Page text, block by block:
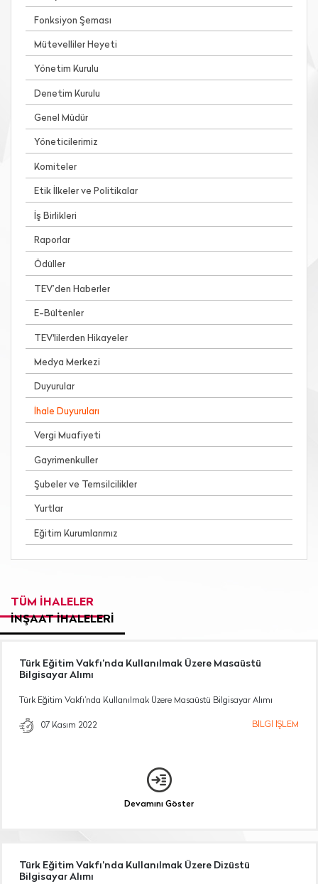
TÜM İHALELER
İNŞAAT İHALELERİ
Türk Eğitim Vakfı’nda Kullanılmak Üzere Masaüstü
Bilgisayar Alımı
Türk Eğitim Vakfı’nda Kullanılmak Üzere Masaüstü Bilgisayar Alımı
07 Kasım 2022 BİLGİ İŞLEM
Devamını Göster
Türk Eğitim Vakfı’nda Kullanılmak Üzere Dizüstü
Bilgisayar Alımı
Fonksiyon Şeması
Mütevelliler Heyeti
Yönetim Kurulu
Denetim Kurulu
Genel Müdür
Yöneticilerimiz
Komiteler
Etik İlkeler ve Politikalar
İş Birlikleri
Raporlar
Ödüller
TEV’den Haberler
E-Bültenler
TEV'lilerden Hikayeler
Medya Merkezi
Duyurular
İhale Duyuruları
Vergi Muafiyeti
Gayrimenkuller
Şubeler ve Temsilcilikler
Yurtlar
Eğitim Kurumlarımız